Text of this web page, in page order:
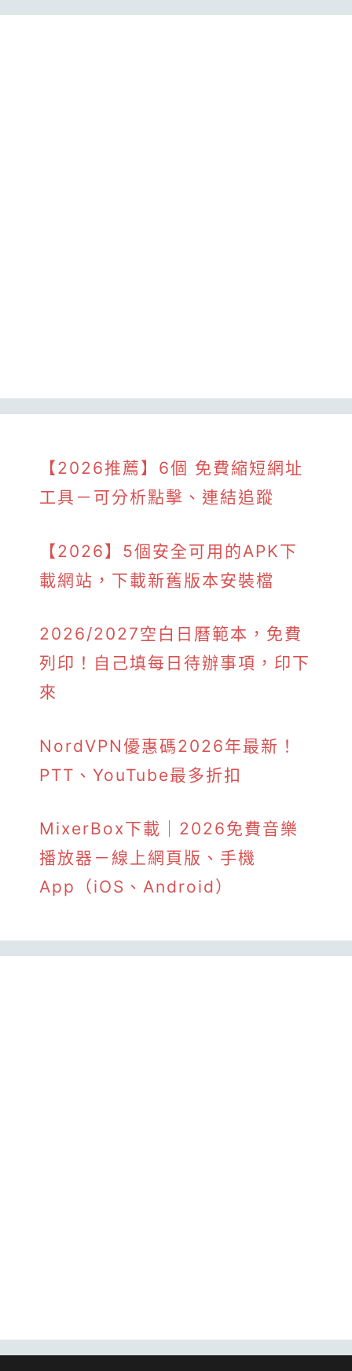
【2026推薦】6個 免費縮短網址
工具－可分析點擊、連結追蹤
【2026】5個安全可用的APK下
載網站，下載新舊版本安裝檔
2026/2027空白日曆範本，免費
列印！自己填每日待辦事項，印下
來
NordVPN優惠碼2026年最新！
PTT、YouTube最多折扣
MixerBox下載｜2026免費音樂
播放器－線上網頁版、手機
App（iOS、Android）